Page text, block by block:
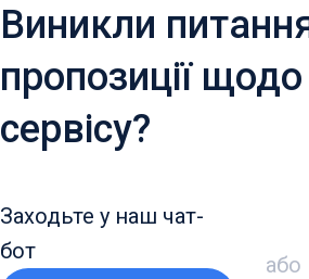
Виникли
пропозиції
сервісу?
Заходьте у наш чат-
бот
або